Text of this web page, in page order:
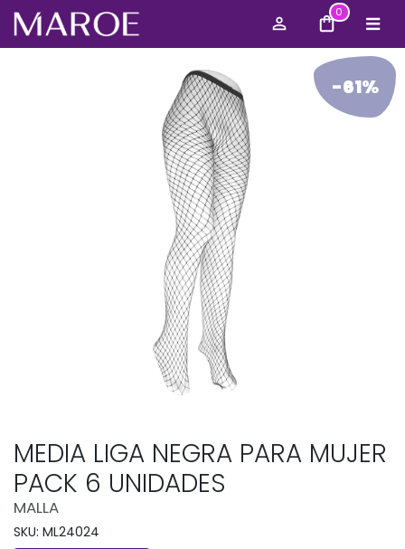
0
-61%
MEDIA LIGA NEGRA PARA MUJER
PACK 6 UNIDADES
MALLA
SKU: ML24024